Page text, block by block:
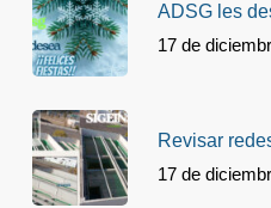
ADSG les
17 de
Revisar
17 de